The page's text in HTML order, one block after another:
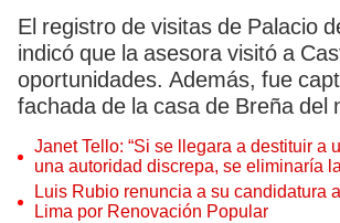
El registro de visitas de Palacio
indicó que la asesora visitó a
oportunidades. Además, fue
fachada de la casa de Breña del
Janet Tello: “Si se llegara a destituir a
una autoridad discrepa, se eliminaría
judicial”
Luis Rubio renuncia a su candidatura
Lima por Renovación Popular